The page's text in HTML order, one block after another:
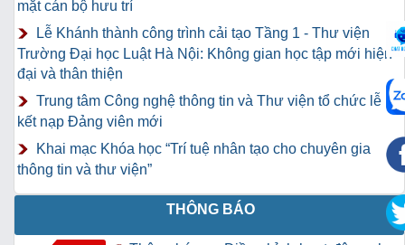
mặt cán bộ hưu trí
Lễ Khánh thành công trình cải tạo Tầng 1 - Thư viện
Trường Đại học Luật Hà Nội: Không gian học tập mới hiện
đại và thân thiện
Trung tâm Công nghệ thông tin và Thư viện tổ chức lễ
kết nạp Đảng viên mới
Khai mạc Khóa học “Trí tuệ nhân tạo cho chuyên gia
thông tin và thư viện”
THÔNG BÁO